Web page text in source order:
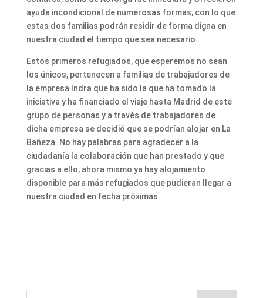
ayuda incondicional de numerosas formas, con lo que
estas dos familias podrán residir de forma digna en
nuestra ciudad el tiempo que sea necesario.
Estos primeros refugiados, que esperemos no sean
los únicos, pertenecen a familias de trabajadores de
la empresa Indra que ha sido la que ha tomado la
iniciativa y ha financiado el viaje hasta Madrid de este
grupo de personas y a través de trabajadores de
dicha empresa se decidió que se podrían alojar en La
Bañeza. No hay palabras para agradecer a la
ciudadanía la colaboración que han prestado y que
gracias a ello, ahora mismo ya hay alojamiento
disponible para más refugiados que pudieran llegar a
nuestra ciudad en fecha próximas.